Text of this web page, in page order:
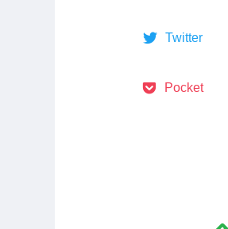
Twitter
Pocket